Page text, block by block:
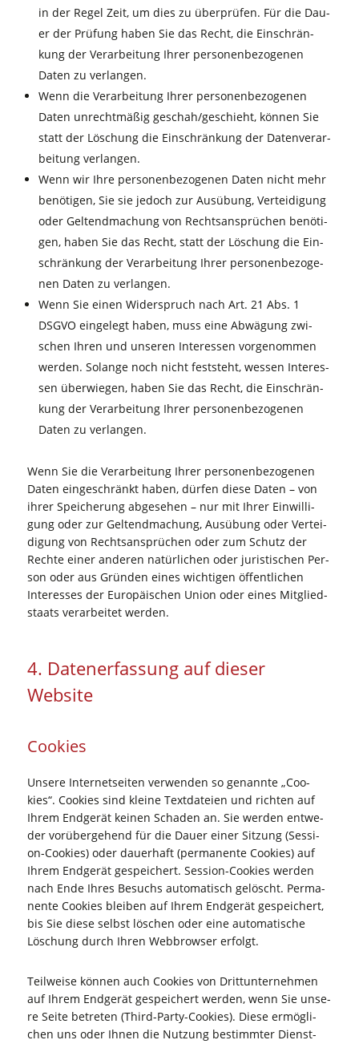
in der Regel Zeit, um dies zu über­prü­fen. Für die Dau­
er der Prü­fung haben Sie das Recht, die Ein­schrän­
kung der Ver­ar­bei­tung Ihrer per­so­nen­be­zo­ge­nen
Daten zu verlangen.
Wenn die Ver­ar­bei­tung Ihrer per­so­nen­be­zo­ge­nen
Daten unrecht­mä­ßig geschah/geschieht, kön­nen Sie
statt der Löschung die Ein­schrän­kung der Daten­ver­ar­
bei­tung verlangen.
Wenn wir Ihre per­so­nen­be­zo­ge­nen Daten nicht mehr
benö­ti­gen, Sie sie jedoch zur Aus­übung, Ver­tei­di­gung
oder Gel­tend­ma­chung von Rechts­an­sprü­chen benö­ti­
gen, haben Sie das Recht, statt der Löschung die Ein­
schrän­kung der Ver­ar­bei­tung Ihrer per­so­nen­be­zo­ge­
nen Daten zu verlangen.
Wenn Sie einen Wider­spruch nach Art. 21 Abs. 1
DSGVO ein­ge­legt haben, muss eine Abwä­gung zwi­
schen Ihren und unse­ren Inter­es­sen vor­ge­nom­men
wer­den. Solan­ge noch nicht fest­steht, wes­sen Inter­es­
sen über­wie­gen, haben Sie das Recht, die Ein­schrän­
kung der Ver­ar­bei­tung Ihrer per­so­nen­be­zo­ge­nen
Daten zu verlangen.
Wenn Sie die Ver­ar­bei­tung Ihrer per­so­nen­be­zo­ge­nen
Daten ein­ge­schränkt haben, dür­fen die­se Daten – von
ihrer Spei­che­rung abge­se­hen – nur mit Ihrer Ein­wil­li­
gung oder zur Gel­tend­ma­chung, Aus­übung oder Ver­tei­
di­gung von Rechts­an­sprü­chen oder zum Schutz der
Rech­te einer ande­ren natür­li­chen oder juris­ti­schen Per­
son oder aus Grün­den eines wich­ti­gen öffent­li­chen
Inter­es­ses der Euro­päi­schen Uni­on oder eines Mit­glied­
staats ver­ar­bei­tet werden.
4. Daten­er­fas­sung auf die­ser
Website
Coo­kies
Unse­re Inter­net­sei­ten ver­wen­den so genann­te „Coo­
kies“. Coo­kies sind klei­ne Text­da­tei­en und rich­ten auf
Ihrem End­ge­rät kei­nen Scha­den an. Sie wer­den ent­we­
der vor­über­ge­hend für die Dau­er einer Sit­zung (Ses­si­
on-Coo­kies) oder dau­er­haft (per­ma­nen­te Coo­kies) auf
Ihrem End­ge­rät gespei­chert. Ses­si­on-Coo­kies wer­den
nach Ende Ihres Besuchs auto­ma­tisch gelöscht. Per­ma­
nen­te Coo­kies blei­ben auf Ihrem End­ge­rät gespei­chert,
bis Sie die­se selbst löschen oder eine auto­ma­ti­sche
Löschung durch Ihren Web­brow­ser erfolgt.
Teil­wei­se kön­nen auch Coo­kies von Dritt­un­ter­neh­men
auf Ihrem End­ge­rät gespei­chert wer­den, wenn Sie unse­
re Sei­te betre­ten (Third-Par­ty-Coo­kies). Die­se ermög­li­
chen uns oder Ihnen die Nut­zung bestimm­ter Dienst­